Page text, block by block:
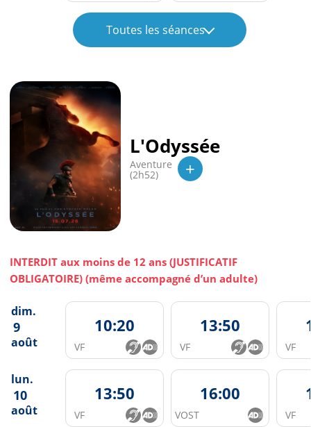
Toutes les séances
L'Odyssée
Aventure
(2h52) +
INTERDIT aux moins de 12 ans (JUSTIFICATIF
OBLIGATOIRE) (même accompagné d’un adulte)
dim.
9
août
10:20
VF
13:50
VF VF
lun.
10
août
13:50
VF
16:00
VOST VF